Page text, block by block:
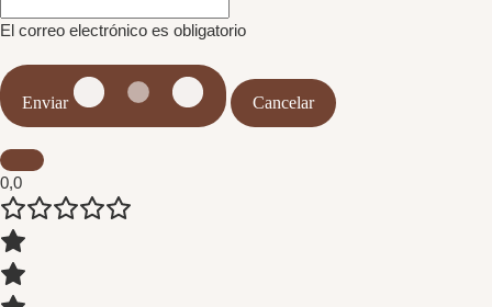
El correo electrónico es obligatorio
Enviar Cancelar
0,0